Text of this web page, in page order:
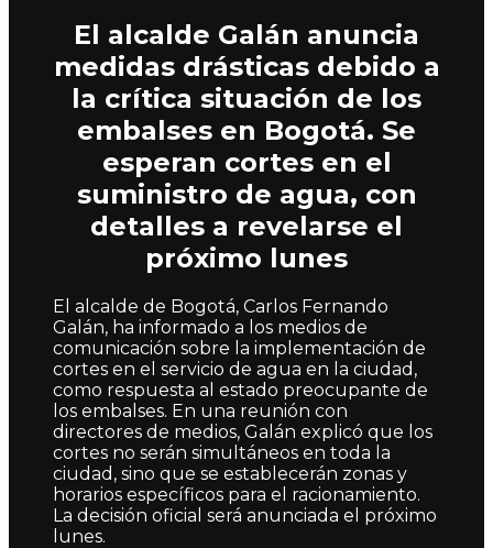
El alcalde Galán anuncia
medidas drásticas debido a
la crítica situación de los
embalses en Bogotá. Se
esperan cortes en el
suministro de agua, con
detalles a revelarse el
próximo lunes
El alcalde de Bogotá, Carlos Fernando
Galán, ha informado a los medios de
comunicación sobre la implementación de
cortes en el servicio de agua en la ciudad,
como respuesta al estado preocupante de
los embalses. En una reunión con
directores de medios, Galán explicó que los
cortes no serán simultáneos en toda la
ciudad, sino que se establecerán zonas y
horarios específicos para el racionamiento.
La decisión oficial será anunciada el próximo
lunes.